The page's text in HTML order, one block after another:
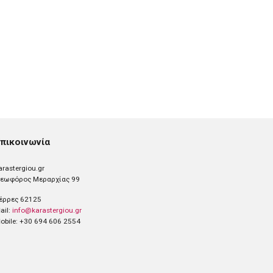
Μεραρχίας 99
62125
info@karastergiou.gr
+30 694 606 2554